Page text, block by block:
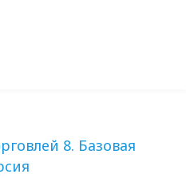
8. Базовая